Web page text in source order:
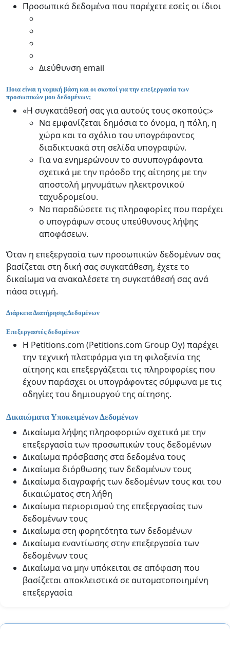
Προσωπικά δεδομένα που παρέχετε εσείς οι ίδιοι
Διεύθυνση email
Ποια είναι η νομική βάση και οι σκοποί για την επεξεργασία των
προσωπικών μου δεδομένων;
«Η συγκατάθεσή σας για αυτούς τους σκοπούς:»
Να εμφανίζεται δημόσια το όνομα, η πόλη, η
χώρα και το σχόλιο του υπογράφοντος
διαδικτυακά στη σελίδα υπογραφών.
Για να ενημερώνουν το συνυπογράφοντα
σχετικά με την πρόοδο της αίτησης με την
αποστολή μηνυμάτων ηλεκτρονικού
ταχυδρομείου.
Να παραδώσετε τις πληροφορίες που παρέχει
ο υπογράφων στους υπεύθυνους λήψης
αποφάσεων.
Όταν η επεξεργασία των προσωπικών δεδομένων σας
βασίζεται στη δική σας συγκατάθεση, έχετε το
δικαίωμα να ανακαλέσετε τη συγκατάθεσή σας ανά
πάσα στιγμή.
Διάρκεια Διατήρησης Δεδομένων
Επεξεργαστές δεδομένων
Η Petitions.com (Petitions.com Group Oy) παρέχει
την τεχνική πλατφόρμα για τη φιλοξενία της
αίτησης και επεξεργάζεται τις πληροφορίες που
έχουν παράσχει οι υπογράφοντες σύμφωνα με τις
οδηγίες του δημιουργού της αίτησης.
Δικαιώματα Υποκειμένων Δεδομένων
Δικαίωμα λήψης πληροφοριών σχετικά με την
επεξεργασία των προσωπικών τους δεδομένων
Δικαίωμα πρόσβασης στα δεδομένα τους
Δικαίωμα διόρθωσης των δεδομένων τους
Δικαίωμα διαγραφής των δεδομένων τους και του
δικαιώματος στη λήθη
Δικαίωμα περιορισμού της επεξεργασίας των
δεδομένων τους
Δικαίωμα στη φορητότητα των δεδομένων
Δικαίωμα εναντίωσης στην επεξεργασία των
δεδομένων τους
Δικαίωμα να μην υπόκειται σε απόφαση που
βασίζεται αποκλειστικά σε αυτοματοποιημένη
επεξεργασία